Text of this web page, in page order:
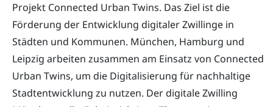
Projekt Connected Urban Twins. Das Ziel ist die
Förderung der Entwicklung digitaler Zwillinge in
Städten und Kommunen. München, Hamburg und
Leipzig arbeiten zusammen am Einsatz von Connected
Urban Twins, um die Digitalisierung für nachhaltige
Stadtentwicklung zu nutzen. Der digitale Zwilling